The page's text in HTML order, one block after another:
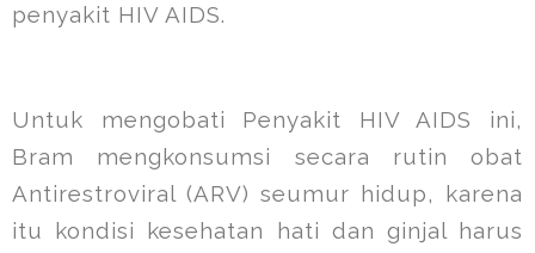
penyakit HIV AIDS.
Untuk mengobati Penyakit HIV AIDS ini,
Bram mengkonsumsi secara rutin obat
Antirestroviral (ARV) seumur hidup, karena
itu kondisi kesehatan hati dan ginjal harus